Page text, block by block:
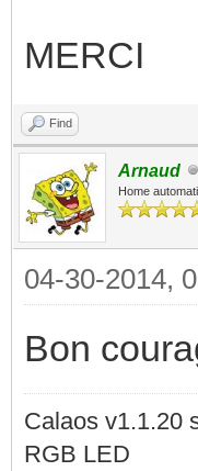
MERCI
Find
Arnaud
Home
04-30-2014,
Bon
Calaos v1.1.20
RGB LED